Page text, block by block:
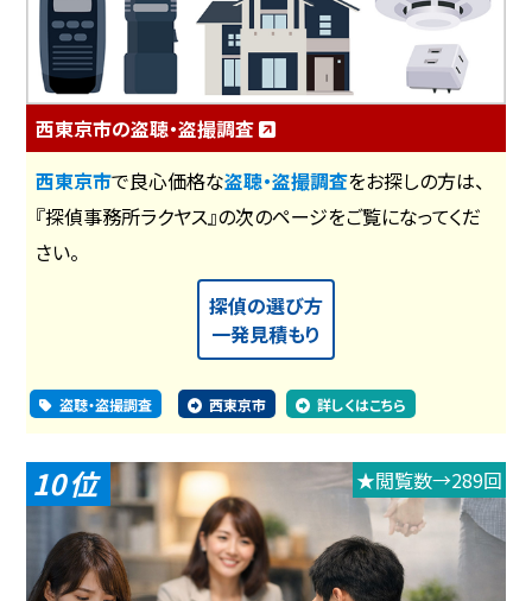
西東京市の盗聴・盗撮調査
西東京市で良心価格な盗聴・盗撮調査をお探しの方は、
『探偵事務所ラクヤス』の次のページをご覧になってくだ
さい。
探偵の選び方
一発見積もり
盗聴・盗撮調査 西東京市 詳しくはこちら
10 ★閲覧数→289回